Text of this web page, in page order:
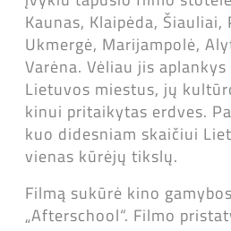
Kaunas, Klaipėda, Šiauliai,
Ukmergė, Marijampolė,
Varėna. Vėliau jis
Lietuvos miestus, jų
kinui pritaikytas erdves.
kuo didesniam skaičiui
vienas kūrėjų tikslų.
Filmą sukūrė kino
„Afterschool“. Filmo